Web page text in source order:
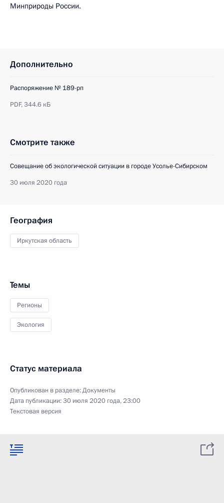
Минприроды России.
Дополнительно
Распоряжение № 189-рп
PDF,344.6 кБ
Смотрите также
Совещание об экологической ситуации в городе Усолье-Сибирском
30 июля 2020 года
География
Иркутская область
Темы
Регионы
Экология
Статус материала
Опубликован в разделе:Документы
Дата публикации:30 июля 2020 года, 23:00
Текстовая версия